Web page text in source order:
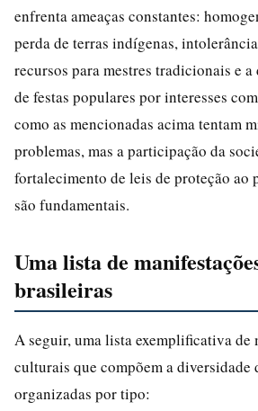
enfrenta ameaças constantes:
perda de terras indígenas,
recursos para mestres tradicionais e
de festas populares por interesses
como as mencionadas acima tentam
problemas, mas a participação da
fortalecimento de leis de proteção
são fundamentais.
Uma lista de
brasileiras
A seguir, uma lista exemplificativa de
culturais que compõem a diversidade
organizadas por tipo: